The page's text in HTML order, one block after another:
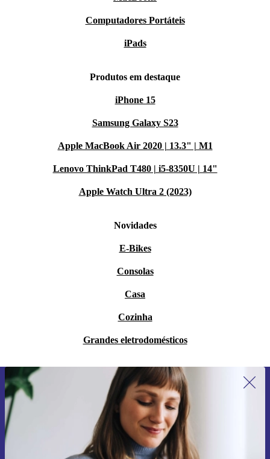
Computadores Portáteis
iPads
Produtos em destaque
iPhone 15
Samsung Galaxy S23
Apple MacBook Air 2020 | 13.3" | M1
Lenovo ThinkPad T480 | i5-8350U | 14"
Apple Watch Ultra 2 (2023)
Novidades
E-Bikes
Consolas
Casa
Cozinha
Grandes eletrodomésticos
Subscreve a nossa newsletter pela
primeira vez e poupa 15€!
Não percas mais nenhuma oferta.